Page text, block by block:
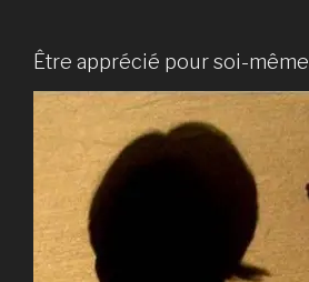
Être apprécié pour soi-même